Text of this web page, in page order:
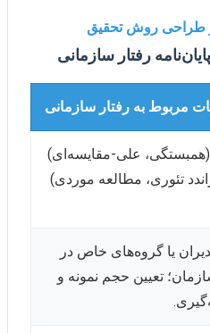
طراحی روش تحقیق
رفتار سازمانی
مربوط به رفتار سازمانی
علی-مقایسه‌ای)
تئوری، مطالعه موردی)
یا گروه‌های خاص در
تعیین حجم نمونه و